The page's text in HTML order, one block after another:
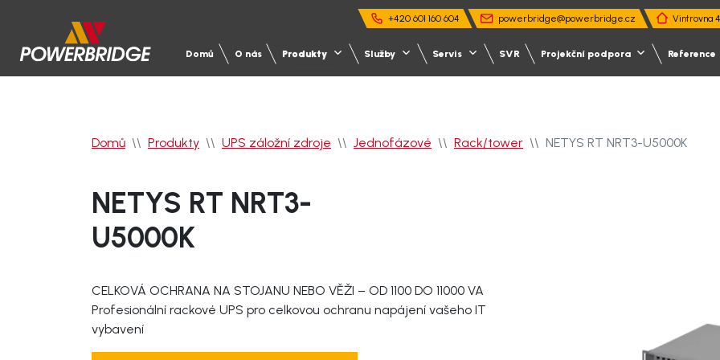
+420 601 160 604 powerbridge@powerbridge.cz Vintrovna
Domů O nás Produkty Služby Servis SVR Projekční podpora Reference
Služby
Projekční podpora
Školení projektantů
Technický návrh záložního
Kritická infrastruktura a
Domů Produkty UPS záložní zdroje Jednofázové Rack/tower NETYS RT NRT3-U5000K
NETYS RT NRT3-
U5000K
CELKOVÁ OCHRANA NA STOJANU NEBO VĚŽI – OD 1100 DO 11000 VA
Profesionální rackové UPS pro celkovou ochranu napájení vašeho IT
vybavení